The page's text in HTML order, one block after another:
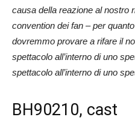
causa della reazione al nostro
convention dei fan – per
dovremmo provare a rifare il
spettacolo all’interno di uno
spettacolo all’interno di uno
BH90210, cast